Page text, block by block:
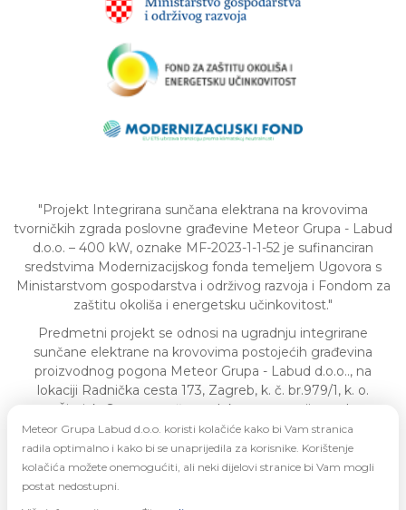
"Projekt Integrirana sunčana elektrana na krovovima
tvorničkih zgrada poslovne građevine Meteor Grupa - Labud
d.o.o. – 400 kW, oznake MF-2023-1-1-52 je sufinanciran
sredstvima Modernizacijskog fonda temeljem Ugovora s
Ministarstvom gospodarstva i održivog razvoja i Fondom za
zaštitu okoliša i energetsku učinkovitost."
Predmetni projekt se odnosi na ugradnju integrirane
sunčane elektrane na krovovima postojećih građevina
proizvodnog pogona Meteor Grupa - Labud d.o.o.., na
lokaciji Radnička cesta 173, Zagreb, k. č. br.979/1, k. o.
Žitnjak. Sustav sunčane elektrane sastoji se od
fotonaponskih panela, koji će biti montirani na krovu
objekta, uređaja za pretvorbu istosmjerne u izmjeničnu
električnu energiju, odnosno invertera te prateće zaštitne
opreme i vodiča. Nakon implementacije obnovljivih izvora
energije proizvodit će se 448,51 kWh/god. iz vlastitih
Meteor Grupa Labud d.o.o. koristi kolačiće kako bi Vam stranica
radila optimalno i kako bi se unaprijedila za korisnike. Korištenje
kolačića možete onemogućiti, ali neki dijelovi stranice bi Vam mogli
postat nedostupni.